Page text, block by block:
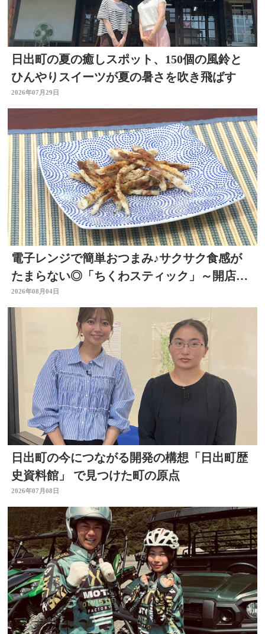
日出町の夏の癒しスポット、150個の風鈴と
ひんやりスイーツが夏の暑さを吹き飛ばす
2026年07月29日
電子レンジで簡単おつまみ♪サクサク食感が
たまらない◎「ちくわスティック」～開店！
キッチン別府ちゃん～
2026年08月04日
日出町の今につながる開発の構想「日出町歴
史資料館」 で見つけた町の原点
2026年07月08日